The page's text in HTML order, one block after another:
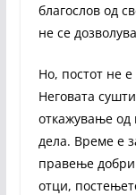
благослов од
не се
Но, постот не
Неговата
откажување од
дела. Време е
правење добри
отци,